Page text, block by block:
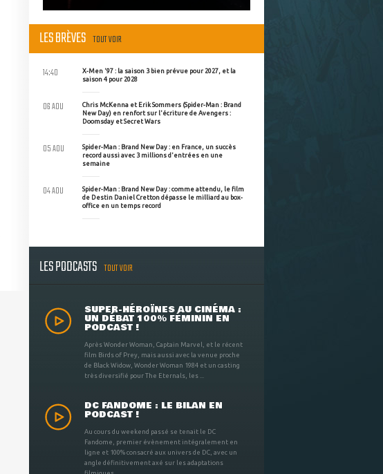
LES BRÈVES TOUT VOIR
X-Men '97 : la saison 3 bien prévue pour 2027, et la
saison 4 pour 2028
14:40
Chris McKenna et Erik Sommers (Spider-Man : Brand
New Day) en renfort sur l'écriture de Avengers :
Doomsday et Secret Wars
06 AOU
Spider-Man : Brand New Day : en France, un succès
record aussi avec 3 millions d'entrées en une
semaine
05 AOU
Spider-Man : Brand New Day : comme attendu, le film
de Destin Daniel Cretton dépasse le milliard au box-
office en un temps record
04 AOU
LES PODCASTS TOUT VOIR
SUPER-HÉROÏNES AU CINÉMA :
UN DÉBAT 100% FÉMININ EN
PODCAST !
Après Wonder Woman, Captain Marvel, et le récent
film Birds of Prey, mais aussi avec la venue proche
de Black Widow, Wonder Woman 1984 et un casting
très diversifié pour The Eternals, les ...
DC FANDOME : LE BILAN EN
PODCAST !
Au cours du weekend passé se tenait le DC
Fandome, premier évènement intégralement en
ligne et 100% consacré aux univers de DC, avec un
angle définitivement axé sur les adaptations